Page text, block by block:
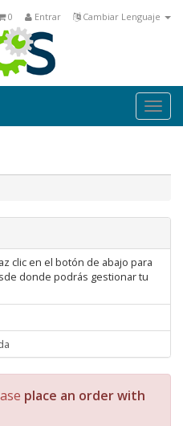
Cambiar Lenguaje
Entrar
0
clic en el botón de abajo para
donde podrás gestionar tu
place an order with